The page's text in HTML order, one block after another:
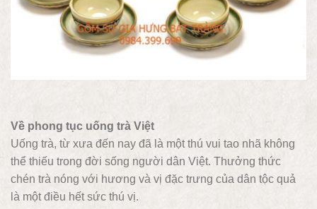
Về phong tục uống trà Việt
Uống trà, từ xưa đến nay đã là một thú vui tao nhã không
thể thiếu trong đời sống người dân Việt. Thưởng thức
chén trà nóng với hương và vị đặc trưng của dân tộc quả
là một điều hết sức thú vị.